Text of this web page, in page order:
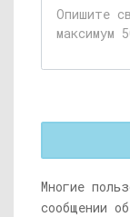
Многие
сообщении